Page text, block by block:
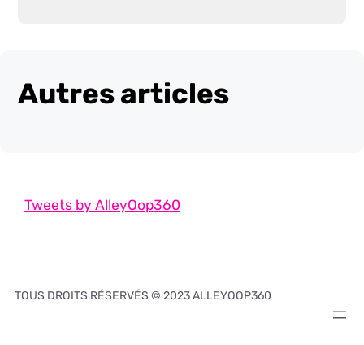
Autres articles
Tweets by AlleyOop360
TOUS DROITS RÉSERVÉS © 2023 ALLEYOOP360